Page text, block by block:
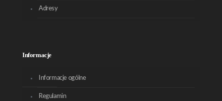
Adresy
Informacje
Informacje ogólne
Regulamin